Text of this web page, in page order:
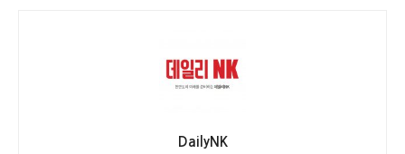
DailyNK